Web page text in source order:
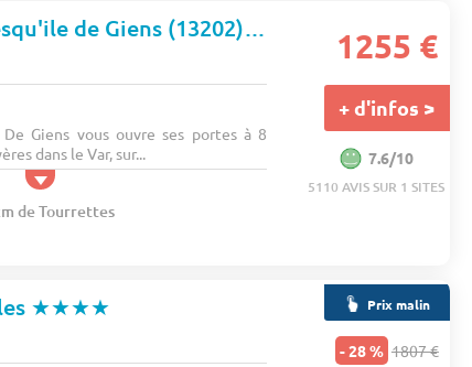
Domaine de la presqu'ile de Giens (13202)
★★★★
Giens vous ouvre ses portes à 8
dans le Var, sur...
de Tourrettes
1255 €
+ d'infos >
7.6/10
5110 AVIS SUR 1 SITES
★★★★ Prix malin
- 28 % 1807 €